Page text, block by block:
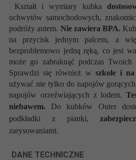
Kształt i wymiary kubka
uchwytów samochodowych,
podróży autem. Nie zawiera BPA.
na przycisk jednym palcem, a
bezproblemowo jedną ręką, co jest
może go zabraknąć podczas
Sprawdzi się również w szkole i
używać nie tylko do napojów
napojów orzeźwiających z lodem.
niebawem.
Do kubków Outer
podkładki z pianki,
zarysowaniami.
DANE TECHNICZNE